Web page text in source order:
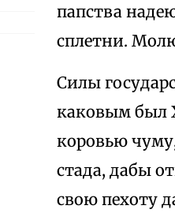
папства
сплетни.
Силы
каковым был
коровью
стада, дабы
свою пехоту